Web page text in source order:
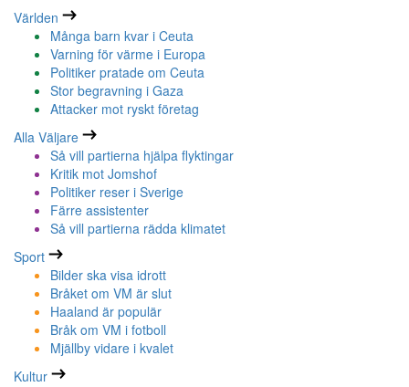
Världen
Många barn kvar i Ceuta
Varning för värme i Europa
Politiker pratade om Ceuta
Stor begravning i Gaza
Attacker mot ryskt företag
Alla Väljare
Så vill partierna hjälpa flyktingar
Kritik mot Jomshof
Politiker reser i Sverige
Färre assistenter
Så vill partierna rädda klimatet
Sport
Bilder ska visa idrott
Bråket om VM är slut
Haaland är populär
Bråk om VM i fotboll
Mjällby vidare i kvalet
Kultur